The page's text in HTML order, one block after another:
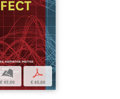
b
€ 45,00
p
€ 45,00